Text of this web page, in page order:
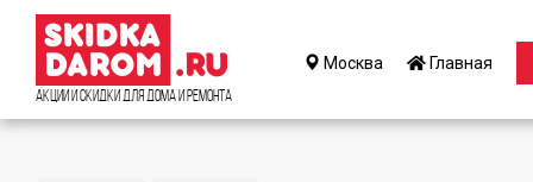
Акции и Скидки для дома и ремонта
Москва Главная